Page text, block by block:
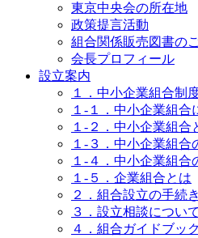
東京中央会の所在地
政策提言活動
組合関係販売図書の
会長プロフィール
設立案内
１．中小企業組合制
１-１．中小企業組合
１-２．中小企業組合
１-３．中小企業組合
１-４．中小企業組合
１-５．企業組合とは
２．組合設立の手続
３．設立相談について
４．組合ガイドブッ